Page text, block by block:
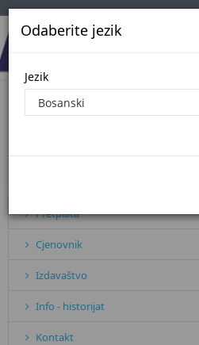
Odaberite jezik
Jezik
PLAN JAVNIH
Pretplata
Cjenovnik
Izdavaštvo
Info - historijat
Kontakt